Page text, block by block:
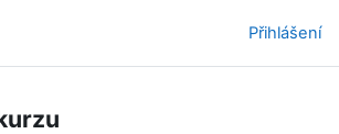
Přihlášení